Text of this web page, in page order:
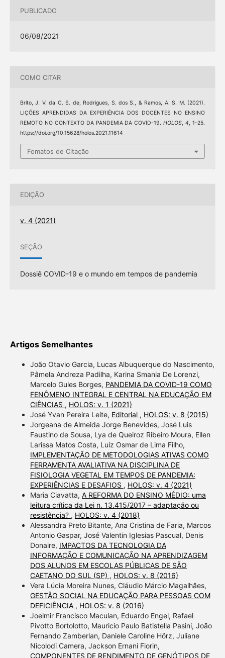
PUBLICADO
06/08/2021
COMO CITAR
Brito, J. V. da C. S. de, Rodrigues, S. dos S., & Ramos, A. S. M. (2021).
LIÇÕES APRENDIDAS DA EXPERIÊNCIA DOS DOCENTES NO ENSINO
REMOTO NO CONTEXTO DA PANDEMIA DA COVID-19.HOLOS,4, 1–25.
https://doi.org/10.15628/holos.2021.11614
Fomatos de Citação
EDIÇÃO
v. 4 (2021)
SEÇÃO
Dossiê COVID-19 e o mundo em tempos de pandemia
Artigos Semelhantes
João Otavio Garcia, Lucas Albuquerque do Nascimento,
Pâmela Andreza Padilha, Karina Smania De Lorenzi,
Marcelo Gules Borges, PANDEMIA DA COVID-19 COMO
FENÔMENO INTEGRAL E CENTRAL NA EDUCAÇÃO EM
CIÊNCIAS , HOLOS: v. 1 (2021)
José Yvan Pereira Leite, Editorial , HOLOS: v. 8 (2015)
Jorgeana de Almeida Jorge Benevides, José Luis
Faustino de Sousa, Lya de Queiroz Ribeiro Moura, Ellen
Larissa Matos Costa, Luiz Osmar de Lima Filho,
IMPLEMENTAÇÃO DE METODOLOGIAS ATIVAS COMO
FERRAMENTA AVALIATIVA NA DISCIPLINA DE
FISIOLOGIA VEGETAL EM TEMPOS DE PANDEMIA:
EXPERIÊNCIAS E DESAFIOS , HOLOS: v. 4 (2021)
Maria Ciavatta, A REFORMA DO ENSINO MÉDIO: uma
leitura crítica da Lei n. 13.415/2017 – adaptação ou
resistência? , HOLOS: v. 4 (2018)
Alessandra Preto Bitante, Ana Cristina de Faria, Marcos
Antonio Gaspar, José Valentin Iglesias Pascual, Denis
Donaire, IMPACTOS DA TECNOLOGIA DA
INFORMAÇÃO E COMUNICAÇÃO NA APRENDIZAGEM
DOS ALUNOS EM ESCOLAS PÚBLICAS DE SÃO
CAETANO DO SUL (SP) , HOLOS: v. 8 (2016)
Vera Lúcia Moreira Nunes, Cláudio Márcio Magalhães,
GESTÃO SOCIAL NA EDUCAÇÃO PARA PESSOAS COM
DEFICIÊNCIA , HOLOS: v. 8 (2016)
Joelmir Francisco Maculan, Eduardo Engel, Rafael
Pivotto Bortolotto, Mauricio Paulo Batistella Pasini, João
Fernando Zamberlan, Daniele Caroline Hörz, Juliane
Nicolodi Camera, Jackson Ernani Fiorin,
COMPONENTES DE RENDIMENTO DE GENÓTIPOS DE